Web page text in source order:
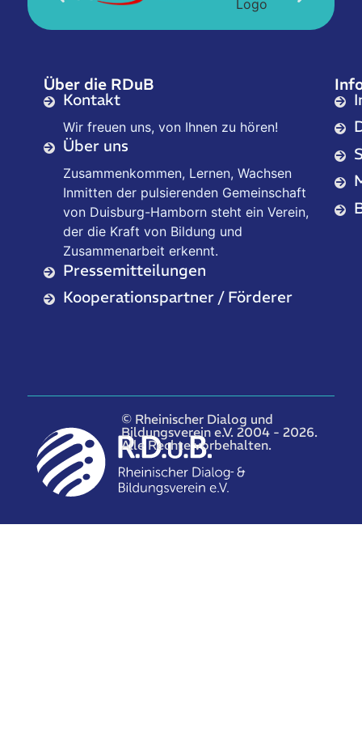
Über die RDuB
Kontakt
Wir freuen uns, von Ihnen zu hören!
Über uns
Zusammenkommen, Lernen, Wachsen
Inmitten der pulsierenden Gemeinschaft
von Duisburg-Hamborn steht ein Verein,
der die Kraft von Bildung und
Zusammenarbeit erkennt.
Pressemitteilungen
Kooperationspartner / Förderer
© Rheinischer Dialog und
Bildungsverein e.V. 2004 - 2026.
Alle Rechte vorbehalten.